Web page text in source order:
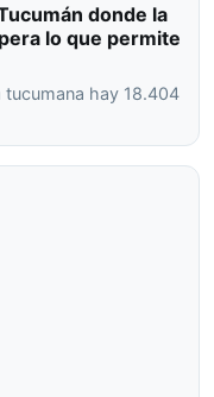
donde la
lo que permite
tucumana hay 18.404